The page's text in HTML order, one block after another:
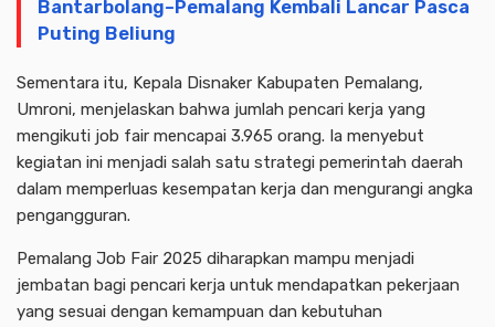
Bantarbolang–Pemalang Kembali Lancar Pasca
Puting Beliung
Sementara itu, Kepala Disnaker Kabupaten Pemalang,
Umroni, menjelaskan bahwa jumlah pencari kerja yang
mengikuti job fair mencapai 3.965 orang. Ia menyebut
kegiatan ini menjadi salah satu strategi pemerintah daerah
dalam memperluas kesempatan kerja dan mengurangi angka
pengangguran.
Pemalang Job Fair 2025 diharapkan mampu menjadi
jembatan bagi pencari kerja untuk mendapatkan pekerjaan
yang sesuai dengan kemampuan dan kebutuhan